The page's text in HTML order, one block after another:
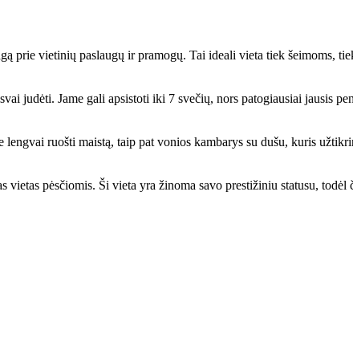
prie vietinių paslaugų ir pramogų. Tai ideali vieta tiek šeimoms,
judėti. Jame gali apsistoti iki 7 svečių, nors patogiausiai jausis
ruošti maistą, taip pat vonios kambarys su dušu, kuris
pėsčiomis. Ši vieta yra žinoma savo prestižiniu statusu, todėl